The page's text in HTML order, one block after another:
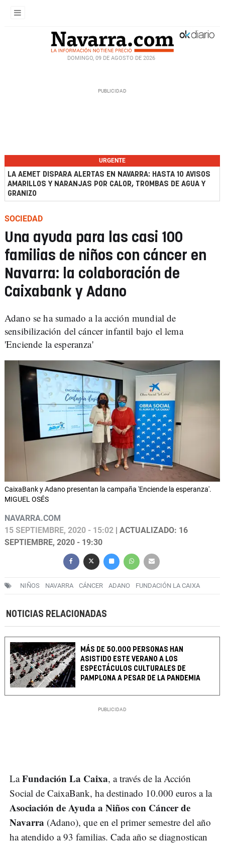
DOMINGO, 09 DE AGOSTO DE 2026
URGENTE
LA AEMET DISPARA ALERTAS EN NAVARRA: HASTA 10 AVISOS
AMARILLOS Y NARANJAS POR CALOR, TROMBAS DE AGUA Y
GRANIZO
SOCIEDAD
Una ayuda para las casi 100
familias de niños con cáncer en
Navarra: la colaboración de
Caixabank y Adano
Adano se ha sumado a la acción mundial de
sensibilización del cáncer infantil bajo el lema
'Enciende la esperanza'
CaixaBank y Adano presentan la campaña 'Enciende la esperanza'.
MIGUEL OSÉS
NAVARRA.COM
15 SEPTIEMBRE, 2020 - 15:02 | ACTUALIZADO: 16
SEPTIEMBRE, 2020 - 19:30
NIÑOS NAVARRA CÁNCER ADANO FUNDACIÓN LA CAIXA
NOTICIAS RELACIONADAS
MÁS DE 50.000 PERSONAS HAN
ASISTIDO ESTE VERANO A LOS
ESPECTÁCULOS CULTURALES DE
PAMPLONA A PESAR DE LA PANDEMIA
LaFundación La Caixa, a través de la Acción
Social de CaixaBank, ha destinado 10.000 euros a la
Asociación de Ayuda a Niños con Cáncer de
Navarra (Adano), que en el primer semestre del año
ha atendido a 93 familias. Cada año se diagnostican